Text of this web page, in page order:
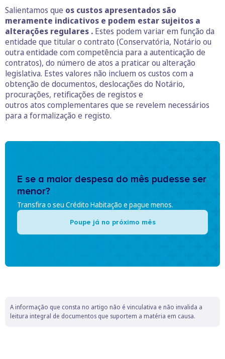
Salientamos que os custos apresentados são
meramente indicativos e podem estar sujeitos a
alterações regulares . Estes podem variar em função da
entidade que titular o contrato (Conservatória, Notário ou
outra entidade com competência para a autenticação de
contratos), do número de atos a praticar ou alteração
legislativa. Estes valores não incluem os custos com a
obtenção de documentos, deslocações do Notário,
procurações, retificações de registos e
outros atos complementares que se revelem necessários
para a formalização e registo.
E se a maior despesa do mês pudesse ser
menor?
Transfira o seu Crédito Habitação e pague menos.
Poupe já no próximo mês
A informação que consta no artigo não é vinculativa e não invalida a
leitura integral de documentos que suportem a matéria em causa.